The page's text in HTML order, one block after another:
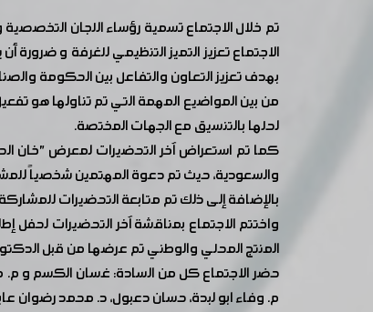
تم خلال الاجتماع تسمية رؤساء اللجان
الاجتماع تعزيز التميز التنظيمي للغرفة و
بهدف تعزيز التعاون والتفاعل بين الحكومة
من بين المواضيع المهمة التي تم تناولها
لحلها بالتنسيق مع الجهات المختصة.
كما تم استعراض آخر التحضيرات لمعرض "خان
والسعودية، حيث تم دعوة المهتمين شخصياً
بالإضافة إلى ذلك تم متابعة التحضيرات
واختتم الاجتماع بمناقشة آخر التحضيرات
المنتج المحلي والوطني تم عرضها من قبل
حضر الاجتماع كل من السادة: غسان الكسم و م.
م. وفاء ابو لبدة، حسان دعبول، د. محمد رضوان